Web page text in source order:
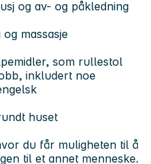
og av- og påkledning
massasje
som rullestol
inkludert noe
huset
du får muligheten til å
til et annet menneske.